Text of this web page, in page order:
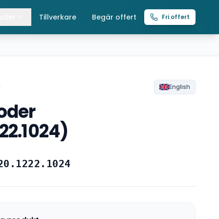
Lintelfrar
Tillverkare Begär offert Fri offert
English